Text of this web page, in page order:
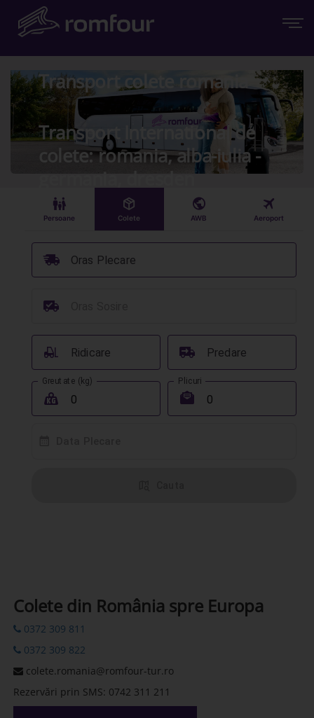
Transport colete romania
Transport International de
colete: romania, alba-iulia -
germania, dresden
󱠣
Persoane
󰏗
Colete
󰇧
AWB
󰀝
Aeroport
Oras Plecare
󰞈
󰳔
Ridicare
󰟉 Predare
󰔾
Greutate (kg)
󰖢
Plicuri
󰾱
Colete din România spre Europa
0372 309 811
0372 309 822
colete.romania@romfour-tur.ro
Rezervări prin SMS: 0742 311 211